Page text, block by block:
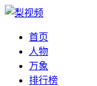
首页
人物
万象
排行榜